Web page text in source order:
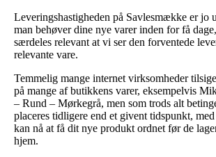
Leveringshastigheden på Savlesmække er jo
man behøver dine nye varer inden for få
særdeles relevant at vi ser den forventede
relevante vare.
Temmelig mange internet virksomheder
på mange af butikkens varer, eksempelvis
– Rund – Mørkegrå, men som trods alt
placeres tidligere end et givent tidspunkt,
kan nå at få dit nye produkt ordnet før de
hjem.